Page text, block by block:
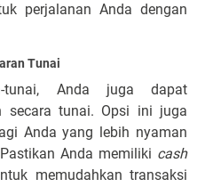
perjalanan Anda dengan
Tunai
tunai, Anda juga dapat
secara tunai. Opsi ini juga
Anda yang lebih nyaman
Anda memiliki cash
memudahkan transaksi